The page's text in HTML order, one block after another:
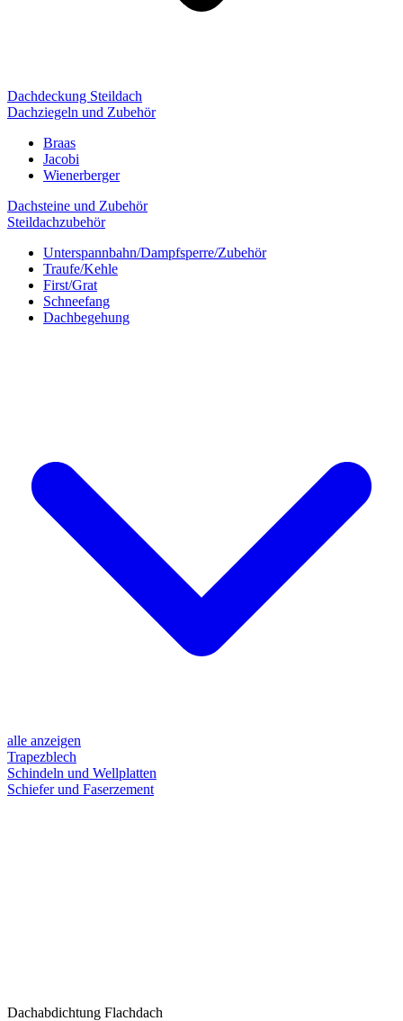
Dachdeckung Steildach
Dachziegeln und Zubehör
Braas
Jacobi
Wienerberger
Dachsteine und Zubehör
Steildachzubehör
Unterspannbahn/Dampfsperre/Zubehör
Traufe/Kehle
First/Grat
Schneefang
Dachbegehung
alle anzeigen
Trapezblech
Schindeln und Wellplatten
Schiefer und Faserzement
Dachabdichtung Flachdach